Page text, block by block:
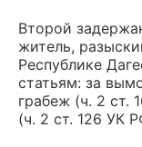
Второй
житель,
Республике
статьям: за
грабеж (ч. 2 ст.
(ч. 2 ст. 126 УК